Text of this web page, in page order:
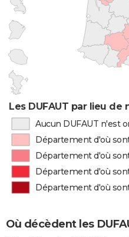
Les DUFAUT par lieu de
Aucun DUFAUT n'est
Département d'où
Département d'où
Département d'où
Département d'où
Où décèdent les